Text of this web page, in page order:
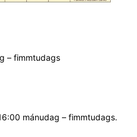
– fimmtudags
mánudag – fimmtudags.